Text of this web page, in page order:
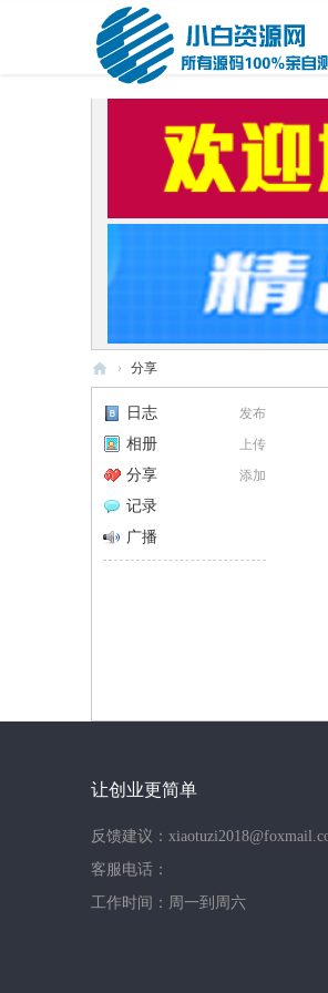
白
码
› 分享
发布
日志
上传
相册
添加
分享
记录
广播
让创业更简单
反馈建议：
客服电话：
工作时间：周一到周六